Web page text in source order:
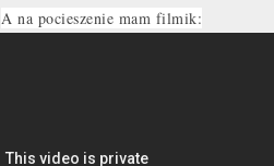
A na pocieszenie mam filmik: